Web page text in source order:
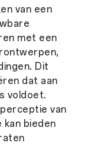
van een
met een
Dit
dat aan
voldoet.
van
bieden